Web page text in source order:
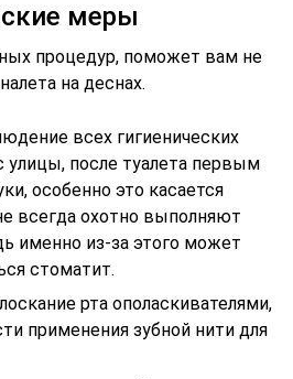
меры
процедур, поможет вам не
на деснах.
всех гигиенических
улицы, после туалета первым
особенно это касается
всегда охотно выполняют
именно из-за этого может
стоматит.
рта ополаскивателями,
применения зубной нити для